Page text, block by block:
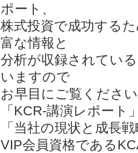
ポート、
株式投資で成功する
富な情報と
分析が収録されてい
いますので
お早目にご覧くださ
「KCR-講演レポー
「当社の現状と成長
VIP会員資格である